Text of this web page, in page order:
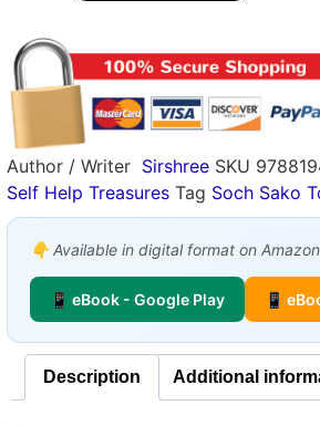
Author / Writer Sirshree SKU
Self Help Treasures Tag Soch Sako
👇 Available in digital format on
📱 eBook - Google Play 📱
Description Additional